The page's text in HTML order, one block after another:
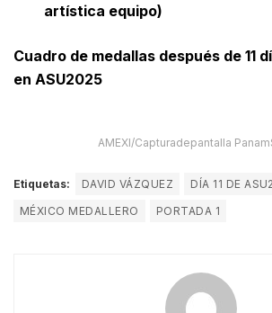
artística equipo)
Cuadro de medallas después de 11
en ASU2025
AMEXI/Capturadepantalla
Etiquetas: DAVID VÁZQUEZ
DÍA 11 DE
MÉXICO MEDALLERO
PORTADA 1